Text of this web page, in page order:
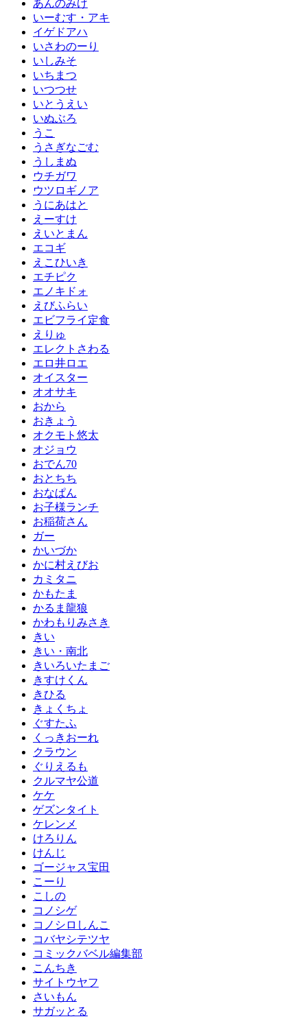
あんのみけ
いーむす・アキ
イゲドアハ
いさわのーり
いしみそ
いちまつ
いつつせ
いとうえい
いぬぶろ
うこ
うさぎなごむ
うしまぬ
ウチガワ
ウツロギノア
うにあはと
えーすけ
えいとまん
エコギ
えこひいき
エチピク
エノキドォ
えびふらい
エビフライ定食
えりゅ
エレクトさわる
エロ井ロエ
オイスター
オオサキ
おから
おきょう
オクモト悠太
オジョウ
おでん70
おとちち
おなぱん
お子様ランチ
お稲荷さん
ガー
かいづか
かに村えびお
カミタニ
かもたま
かるま龍狼
かわもりみさき
きい
きい・南北
きいろいたまご
きすけくん
きひる
きょくちょ
ぐすたふ
くっきおーれ
クラウン
ぐりえるも
クルマヤ公道
ケケ
ゲズンタイト
ケレンメ
けろりん
けんじ
ゴージャス宝田
こーり
こしの
コノシゲ
コノシロしんこ
コバヤシテツヤ
コミックバベル編集部
こんちき
サイトウヤフ
さいもん
サガッとる